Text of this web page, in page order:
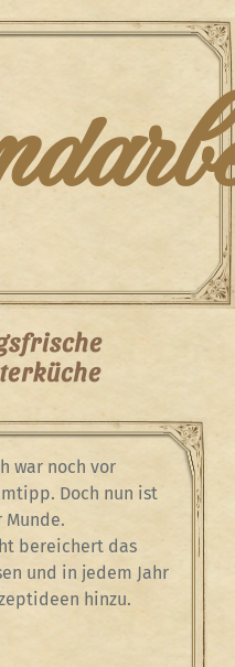
war noch vor
Doch nun ist
bereichert das
und in jedem Jahr
hinzu.